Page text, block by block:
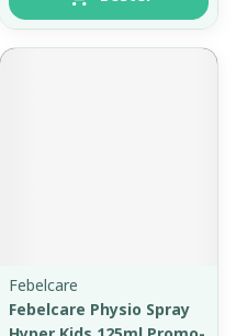
Febelcare
Febelcare Physio Spray